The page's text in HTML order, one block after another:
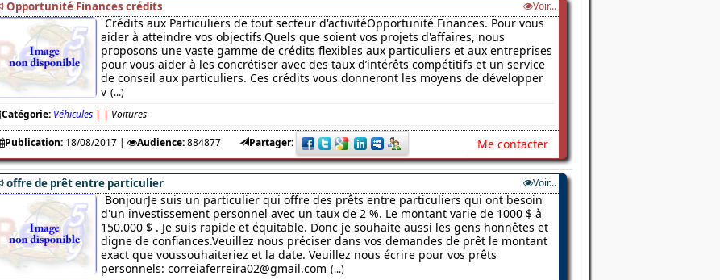
Opportunité Finances crédits Voir...
Crédits aux Particuliers de tout secteur d'activitéOpportunité Finances. Pour vous
aider à atteindre vos objectifs.Quels que soient vos projets d'affaires, nous
proposons une vaste gamme de crédits flexibles aux particuliers et aux entreprises
pour vous aider à les concrétiser avec des taux d’intérêts compétitifs et un service
de conseil aux particuliers. Ces crédits vous donneront les moyens de développer
v (...)
Catégorie: Véhicules | | Voitures
Publication: 18/08/2017| Audience: 884877 Partager: Me contacter
offre de prêt entre particulier Voir...
BonjourJe suis un particulier qui offre des prêts entre particuliers qui ont besoin
d'un investissement personnel avec un taux de 2 %. Le montant varie de 1000 $ à
150.000 $ . Je suis rapide et équitable. Donc je souhaite aussi les gens honnêtes et
digne de confiances.Veuillez nous préciser dans vos demandes de prêt le montant
exact que voussouhaiteriez et la date. Veuillez nous écrire pour vos prêts
personnels: correiaferreira02@gmail.com (...)